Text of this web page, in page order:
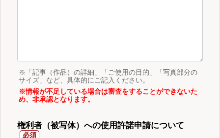
※「記事（作品）の詳細」「ご使用の目的」「写真部分の
サイズ」など、具体的にご記入ください。
※情報が不足している場合は審査をすることができないた
め、非承認となります。
権利者（被写体）への使用許諾申請について